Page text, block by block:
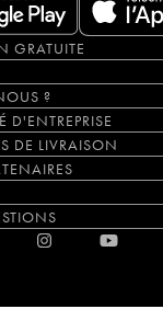
GRATUITE
?
D'ENTREPRISE
DE LIVRAISON